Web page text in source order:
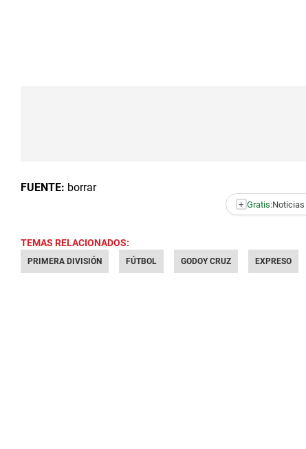
FUENTE: borrar
+ Gratis:Noticias
TEMAS RELACIONADOS:
PRIMERA DIVISIÓN FÚTBOL GODOY CRUZ EXPRESO